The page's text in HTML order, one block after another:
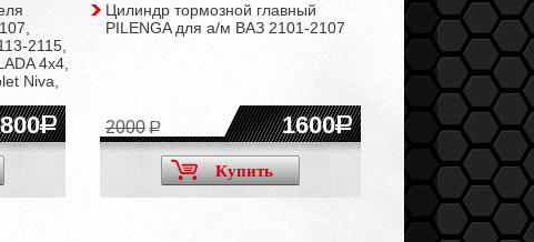
2115,
4x4,
Niva,
800
Цилиндр тормозной главный
PILENGA для а/м ВАЗ 2101-2107
1600
2000
Купить
Цилиндр
BREMBO для а/